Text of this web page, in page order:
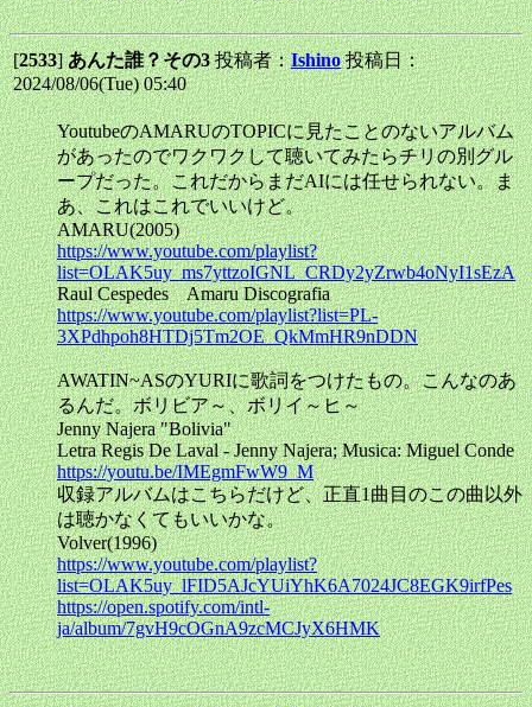
[2533]あんた誰？その3投稿者：Ishino 投稿日：
2024/08/06(Tue) 05:40
YoutubeのAMARUのTOPICに見たことのないアルバム
があったのでワクワクして聴いてみたらチリの別グル
ープだった。これだからまだAIには任せられない。ま
あ、これはこれでいいけど。
AMARU(2005)
https://www.youtube.com/playlist?
list=OLAK5uy_ms7yttzoIGNL_CRDy2yZrwb4oNyI1sEzA
Raul Cespedes Amaru Discografia
https://www.youtube.com/playlist?list=PL-
3XPdhpoh8HTDj5Tm2OE_QkMmHR9nDDN
AWATIN~ASのYURIに歌詞をつけたもの。こんなのあ
るんだ。ボリビア～、ボリイ～ヒ～
Jenny Najera "Bolivia"
Letra Regis De Laval - Jenny Najera; Musica: Miguel Conde
https://youtu.be/IMEgmFwW9_M
収録アルバムはこちらだけど、正直1曲目のこの曲以外
は聴かなくてもいいかな。
Volver(1996)
https://www.youtube.com/playlist?
list=OLAK5uy_lFID5AJcYUiYhK6A7024JC8EGK9irfPes
https://open.spotify.com/intl-
ja/album/7gvH9cOGnA9zcMCJyX6HMK